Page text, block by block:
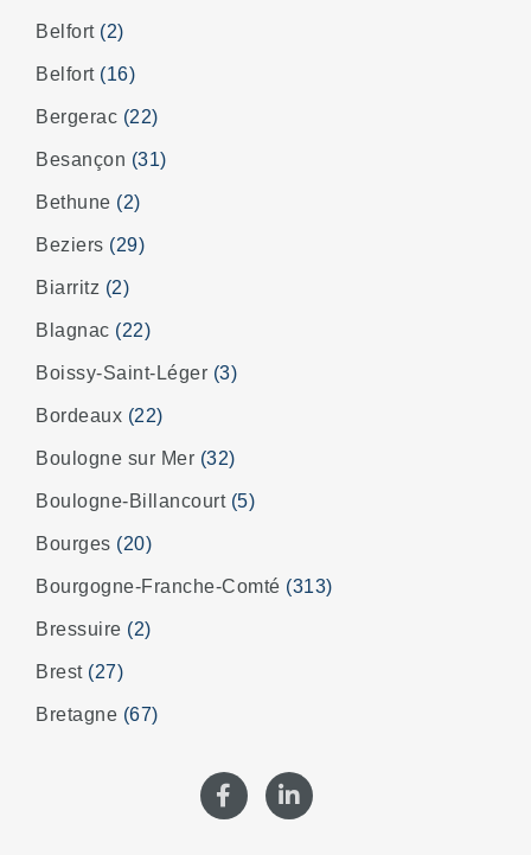
Belfort (2)
Belfort (16)
Bergerac (22)
Besançon (31)
Bethune (2)
Beziers (29)
Biarritz (2)
Blagnac (22)
Boissy-Saint-Léger (3)
Bordeaux (22)
Boulogne sur Mer (32)
Boulogne-Billancourt (5)
Bourges (20)
Bourgogne-Franche-Comté (313)
Bressuire (2)
Brest (27)
Bretagne (67)